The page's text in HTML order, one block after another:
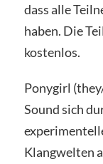
dass alle
haben. Die
kostenlos.
Ponygirl
Sound sich
Klangwelten